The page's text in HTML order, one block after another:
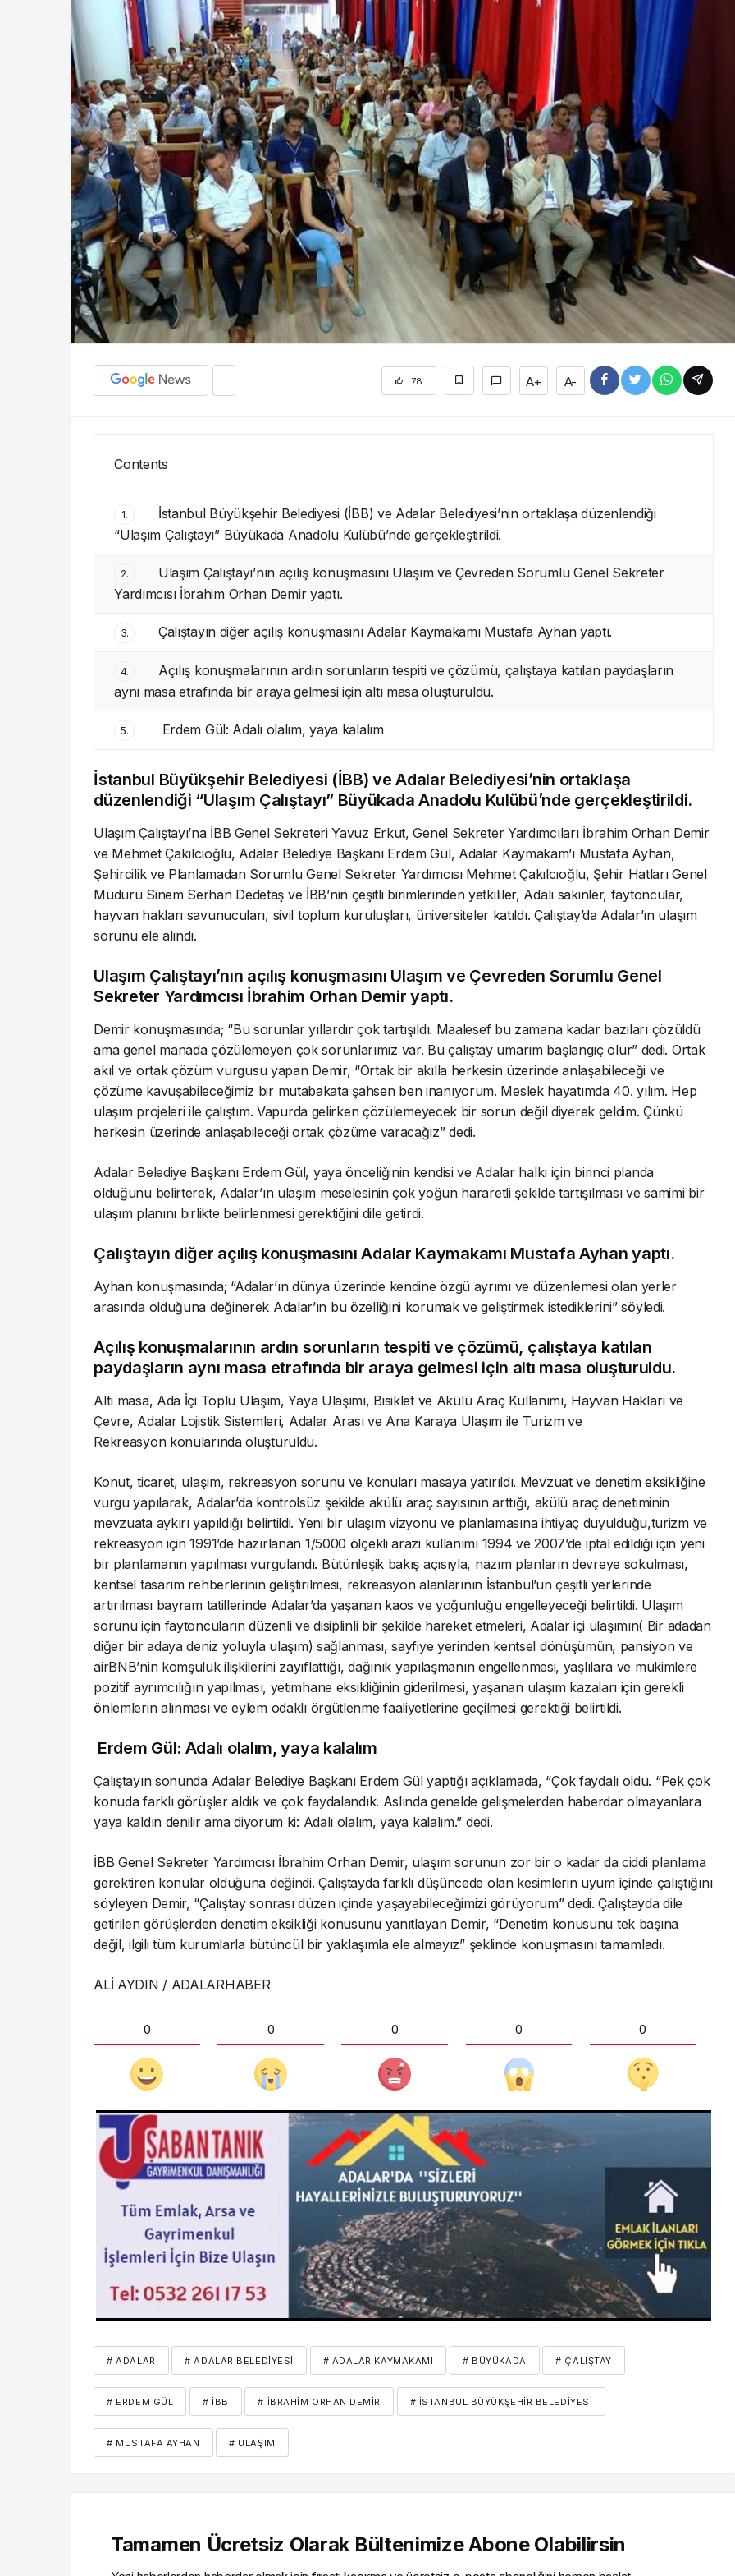
78 A+ A-
Contents
1.
İstanbul Büyükşehir Belediyesi (İBB) ve Adalar Belediyesi’nin ortaklaşa düzenlendiği
“Ulaşım Çalıştayı” Büyükada Anadolu Kulübü’nde gerçekleştirildi.
2.
Ulaşım Çalıştayı’nın açılış konuşmasını Ulaşım ve Çevreden Sorumlu Genel Sekreter
Yardımcısı İbrahim Orhan Demir yaptı.
3. Çalıştayın diğer açılış konuşmasını Adalar Kaymakamı Mustafa Ayhan yaptı.
4.
Açılış konuşmalarının ardın sorunların tespiti ve çözümü, çalıştaya katılan paydaşların
aynı masa etrafında bir araya gelmesi için altı masa oluşturuldu.
5. Erdem Gül: Adalı olalım, yaya kalalım
İstanbul Büyükşehir Belediyesi (İBB) ve Adalar Belediyesi’nin ortaklaşa
düzenlendiği “Ulaşım Çalıştayı” Büyükada Anadolu Kulübü’nde gerçekleştirildi.
Ulaşım Çalıştayı’na İBB Genel Sekreteri Yavuz Erkut, Genel Sekreter Yardımcıları İbrahim Orhan Demir
ve Mehmet Çakılcıoğlu, Adalar Belediye Başkanı Erdem Gül, Adalar Kaymakam’ı Mustafa Ayhan,
Şehircilik ve Planlamadan Sorumlu Genel Sekreter Yardımcısı Mehmet Çakılcıoğlu, Şehir Hatları Genel
Müdürü Sinem Serhan Dedetaş ve İBB’nin çeşitli birimlerinden yetkililer, Adalı sakinler, faytoncular,
hayvan hakları savunucuları, sivil toplum kuruluşları, üniversiteler katıldı. Çalıştay’da Adalar’ın ulaşım
sorunu ele alındı.
Ulaşım Çalıştayı’nın açılış konuşmasını Ulaşım ve Çevreden Sorumlu Genel
Sekreter Yardımcısı İbrahim Orhan Demir yaptı.
Demir konuşmasında; “Bu sorunlar yıllardır çok tartışıldı. Maalesef bu zamana kadar bazıları çözüldü
ama genel manada çözülemeyen çok sorunlarımız var. Bu çalıştay umarım başlangıç olur” dedi. Ortak
akıl ve ortak çözüm vurgusu yapan Demir, “Ortak bir akılla herkesin üzerinde anlaşabileceği ve
çözüme kavuşabileceğimiz bir mutabakata şahsen ben inanıyorum. Meslek hayatımda 40. yılım. Hep
ulaşım projeleri ile çalıştım. Vapurda gelirken çözülemeyecek bir sorun değil diyerek geldim. Çünkü
herkesin üzerinde anlaşabileceği ortak çözüme varacağız” dedi.
Adalar Belediye Başkanı Erdem Gül, yaya önceliğinin kendisi ve Adalar halkı için birinci planda
olduğunu belirterek, Adalar’ın ulaşım meselesinin çok yoğun hararetli şekilde tartışılması ve samimi bir
ulaşım planını birlikte belirlenmesi gerektiğini dile getirdi.
Çalıştayın diğer açılış konuşmasını Adalar Kaymakamı Mustafa Ayhan yaptı.
Ayhan konuşmasında; “Adalar’ın dünya üzerinde kendine özgü ayrımı ve düzenlemesi olan yerler
arasında olduğuna değinerek Adalar’ın bu özelliğini korumak ve geliştirmek istediklerini” söyledi.
Açılış konuşmalarının ardın sorunların tespiti ve çözümü, çalıştaya katılan
paydaşların aynı masa etrafında bir araya gelmesi için altı masa oluşturuldu.
Altı masa, Ada İçi Toplu Ulaşım, Yaya Ulaşımı, Bisiklet ve Akülü Araç Kullanımı, Hayvan Hakları ve
Çevre, Adalar Lojistik Sistemleri, Adalar Arası ve Ana Karaya Ulaşım ile Turizm ve
Rekreasyon konularında oluşturuldu.
Konut, ticaret, ulaşım, rekreasyon sorunu ve konuları masaya yatırıldı. Mevzuat ve denetim eksikliğine
vurgu yapılarak, Adalar’da kontrolsüz şekilde akülü araç sayısının arttığı, akülü araç denetiminin
mevzuata aykırı yapıldığı belirtildi. Yeni bir ulaşım vizyonu ve planlamasına ihtiyaç duyulduğu,turizm ve
rekreasyon için 1991’de hazırlanan 1/5000 ölçekli arazi kullanımı 1994 ve 2007’de iptal edildiği için yeni
bir planlamanın yapılması vurgulandı. Bütünleşik bakış açısıyla, nazım planların devreye sokulması,
kentsel tasarım rehberlerinin geliştirilmesi, rekreasyon alanlarının İstanbul’un çeşitli yerlerinde
artırılması bayram tatillerinde Adalar’da yaşanan kaos ve yoğunluğu engelleyeceği belirtildi. Ulaşım
sorunu için faytoncuların düzenli ve disiplinli bir şekilde hareket etmeleri, Adalar içi ulaşımın( Bir adadan
diğer bir adaya deniz yoluyla ulaşım) sağlanması, sayfiye yerinden kentsel dönüşümün, pansiyon ve
airBNB’nin komşuluk ilişkilerini zayıflattığı, dağınık yapılaşmanın engellenmesi, yaşlılara ve mukimlere
pozitif ayrımcılığın yapılması, yetimhane eksikliğinin giderilmesi, yaşanan ulaşım kazaları için gerekli
önlemlerin alınması ve eylem odaklı örgütlenme faaliyetlerine geçilmesi gerektiği belirtildi.
Erdem Gül: Adalı olalım, yaya kalalım
Çalıştayın sonunda Adalar Belediye Başkanı Erdem Gül yaptığı açıklamada, “Çok faydalı oldu. “Pek çok
konuda farklı görüşler aldık ve çok faydalandık. Aslında genelde gelişmelerden haberdar olmayanlara
yaya kaldın denilir ama diyorum ki: Adalı olalım, yaya kalalım.” dedi.
İBB Genel Sekreter Yardımcısı İbrahim Orhan Demir, ulaşım sorunun zor bir o kadar da ciddi planlama
gerektiren konular olduğuna değindi. Çalıştayda farklı düşüncede olan kesimlerin uyum içinde çalıştığını
söyleyen Demir, “Çalıştay sonrası düzen içinde yaşayabileceğimizi görüyorum” dedi. Çalıştayda dile
getirilen görüşlerden denetim eksikliği konusunu yanıtlayan Demir, “Denetim konusunu tek başına
değil, ilgili tüm kurumlarla bütüncül bir yaklaşımla ele almayız” şeklinde konuşmasını tamamladı.
ALİ AYDIN / ADALARHABER
0 0 0 0 0
# ADALAR # ADALAR BELEDIYESI # ADALAR KAYMAKAMI # BÜYÜKADA # ÇALIŞTAY
# ERDEM GÜL # İBB # İBRAHIM ORHAN DEMIR # İSTANBUL BÜYÜKŞEHIR BELEDIYESI
# MUSTAFA AYHAN # ULAŞIM
Tamamen Ücretsiz Olarak Bültenimize Abone Olabilirsin